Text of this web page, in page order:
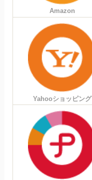
Amazon
Yahooショッピング